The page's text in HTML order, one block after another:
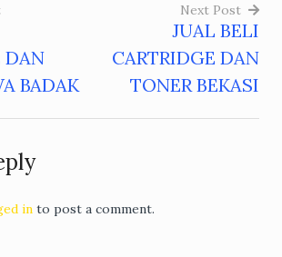
DAN
BADAK
Next Post
JUAL BELI
CARTRIDGE DAN
TONER BEKASI
in to post a comment.